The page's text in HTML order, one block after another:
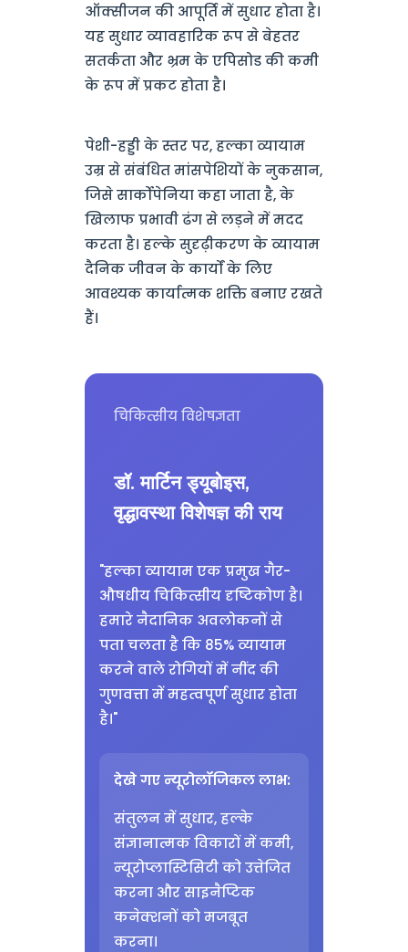
ऑक्सीजन की आपूर्ति में सुधार होता है।
यह सुधार व्यावहारिक रूप से बेहतर
सतर्कता और भ्रम के एपिसोड की कमी
के रूप में प्रकट होता है।
पेशी-हड्डी के स्तर पर, हल्का व्यायाम
उम्र से संबंधित मांसपेशियों के नुकसान,
जिसे सार्कोपेनिया कहा जाता है, के
खिलाफ प्रभावी ढंग से लड़ने में मदद
करता है। हल्के सुदृढ़ीकरण के व्यायाम
दैनिक जीवन के कार्यों के लिए
आवश्यक कार्यात्मक शक्ति बनाए रखते
हैं।
चिकित्सीय विशेषज्ञता
डॉ. मार्टिन ड्यूबोइस,
वृद्धावस्था विशेषज्ञ की राय
"हल्का व्यायाम एक प्रमुख गैर-
औषधीय चिकित्सीय दृष्टिकोण है।
हमारे नैदानिक अवलोकनों से
पता चलता है कि 85% व्यायाम
करने वाले रोगियों में नींद की
गुणवत्ता में महत्वपूर्ण सुधार होता
है।"
देखे गए न्यूरोलॉजिकल लाभ:
संतुलन में सुधार, हल्के
संज्ञानात्मक विकारों में कमी,
न्यूरोप्लास्टिसिटी को उत्तेजित
करना और साइनैप्टिक
कनेक्शनों को मजबूत
करना।